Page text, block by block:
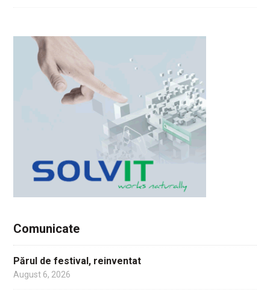
Comunicate
Părul de festival, reinventat
August 6, 2026